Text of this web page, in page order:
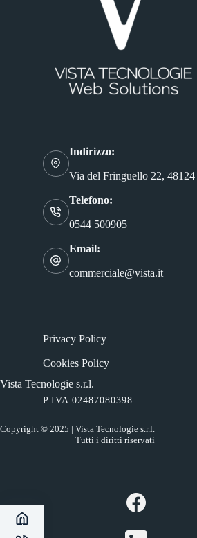
Indirizzo:
Via del Fringuello 22, 48124
Telefono:
0544 500905
Email:
commerciale@vista.it
Privacy Policy
Cookies Policy
Vista Tecnologie s.r.l.
P.IVA 02487080398
Copyright © 2025 | Vista Tecnologie s.r.l.
Tutti i diritti riservati